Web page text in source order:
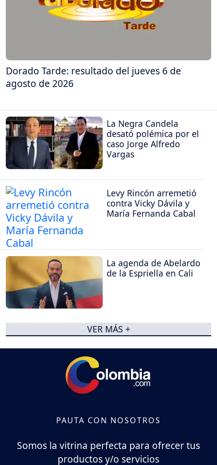
Dorado Tarde: resultado del jueves 6 de
agosto de 2026
La Negra Candela
desató polémica por el
caso Jorge Alfredo
Vargas
Levy Rincón arremetió
contra Vicky Dávila y
María Fernanda Cabal
La agenda de Abelardo
de la Espriella en Cali
VER MÁS +
PAUTA CON NOSOTROS
Somos la vitrina perfecta para ofrecer tus
productos y/o servicios